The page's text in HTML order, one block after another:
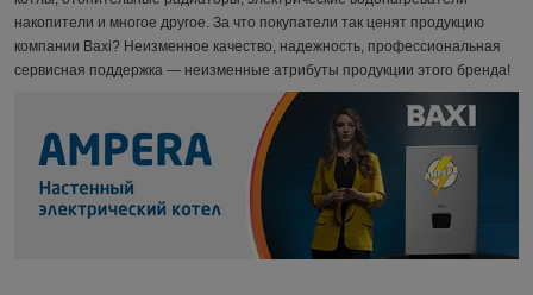
накопители и многое другое. За что покупатели так ценят продукцию
компании Baxi? Неизменное качество, надежность, профессиональная
сервисная поддержка — неизменные атрибуты продукции этого бренда!